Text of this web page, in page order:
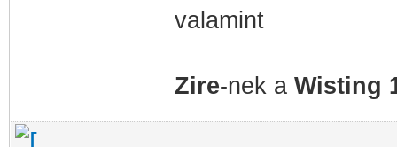
valamint
Zire-nek aWisting